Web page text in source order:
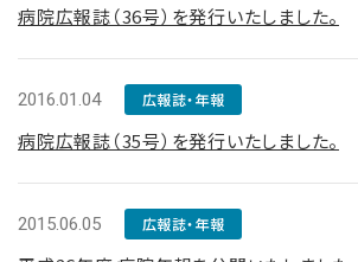
病院広報誌（36号）を発行いたしました。
2016.01.04 広報誌・年報
病院広報誌（35号）を発行いたしました。
2015.06.05 広報誌・年報